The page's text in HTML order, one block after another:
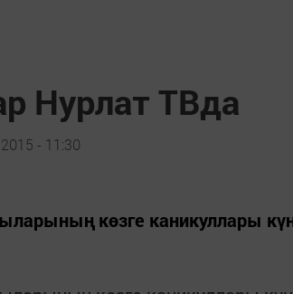
Нурлат ТВда
- 11:30
көзге каникуллары